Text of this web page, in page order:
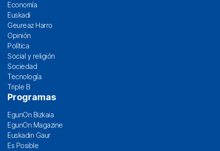
Economía
Euskadi
Geureaz Harro
Opinión
Política
Social y religión
Sociedad
Tecnología
Triple B
Programas
EgunOn Bizkaia
EgunOn Magazine
Euskadin Gaur
Es Posible